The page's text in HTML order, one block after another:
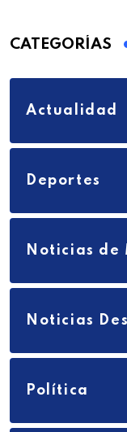
CATEGORÍAS
Actualidad
Deportes
Noticias de
Noticias
Política